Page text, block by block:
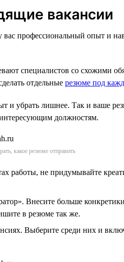
вакансии
вас профессиональный опыт и
специалистов со схожими
отдельные резюме под
и убрать лишнее. Так и ваше
должностям.
какое резюме отправить
работы, не придумывайте
Внесите больше
в резюме так же.
Выберите среди них и